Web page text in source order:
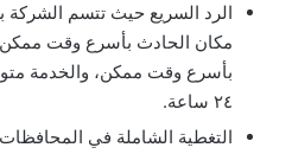
الرد السريع حيث تتسم الشركة
مكان الحادث بأسرع وقت ممكن
بأسرع وقت ممكن، والخدمة
٢٤ ساعة.
التغطية الشاملة في المحافظات